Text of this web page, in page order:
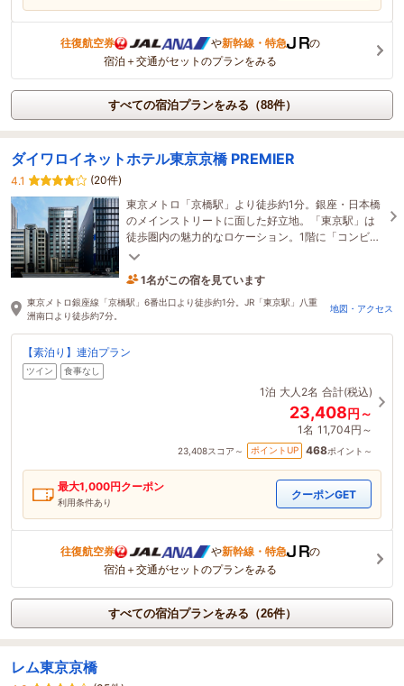
往復航空券 や新幹線・特急
の
宿泊＋交通がセットのプランをみる
すべての宿泊プランをみる（88件）
ダイワロイネットホテル東京京橋 PREMIER
4.1
(20件)
東京メトロ「京橋駅」より徒歩約1分。銀座・日本橋
のメインストリートに面した好立地。「東京駅」は
徒歩圏内の魅力的なロケーション。1階に「コンビ
ニ」があり便利。バス・トイレ別。観光・ビジネス
2時間前に予約されました
東京メトロ銀座線「京橋駅」6番出口より徒歩約1分。JR「東京駅」八重
洲南口より徒歩約7分。
地図・アクセス
【素泊り】連泊プラン
ツイン 食事なし
1泊 大人2名 合計(税込)
23,408円～
1名 11,704円～
23,408スコア～ ポイントUP 468ポイント～
最大1,000円クーポン
利用条件あり
クーポンGET
往復航空券 や新幹線・特急
の
宿泊＋交通がセットのプランをみる
すべての宿泊プランをみる（26件）
レム東京京橋